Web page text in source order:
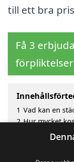
till ett bra
Få 3
förpliktelser
1 Vad kan en
2 Hur mycket
Fördelar med
Sök efter ett